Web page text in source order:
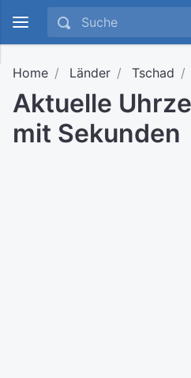
Home Länder Tschad
Aktuelle
mit Sekunden